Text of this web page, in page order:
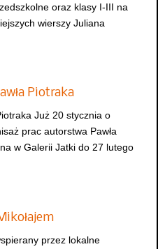
oraz klasy I-III na
wierszy Juliana
Piotraka
Już 20 stycznia o
prac autorstwa Pawła
w Galerii Jatki do 27 lutego
przez lokalne